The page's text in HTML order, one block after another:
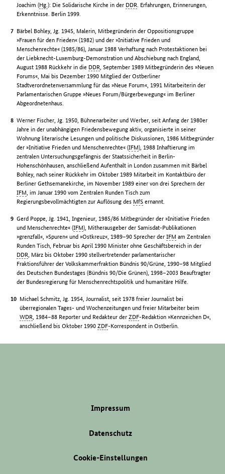
Joachim (Hg.): Die Solidarische Kirche in der DDR . Erfahrungen, Erinnerungen,
Erkenntnisse. Berlin 1999.
Bärbel Bohley, Jg. 1945, Malerin, Mitbegründerin der Oppositionsgruppe
»Frauen für den Frieden« (1982) und der »Initiative Frieden und
Menschenrechte« (1985/86), Januar 1988 Verhaftung nach Protestaktionen bei
der Liebknecht-Luxemburg-Demonstration und Abschiebung nach England,
August 1988 Rückkehr in die DDR , September 1989 Mitbegründerin des »Neuen
Forums«, Mai bis Dezember 1990 Mitglied der Ostberliner
Stadtverordnetenversammlung für das »Neue Forum«, 1991 Mitarbeiterin der
Parlamentarischen Gruppe »Neues Forum/Bürgerbewegung« im Berliner
Abgeordnetenhaus.
Werner Fischer, Jg. 1950, Bühnenarbeiter und Werber, seit Anfang der 1980er
Jahre in der unabhängigen Friedensbewegung aktiv, organisierte in seiner
Wohnung literarische Lesungen und politische Diskussionen, 1986 Mitbegründer
der »Initiative Frieden und Menschenrechte« (IFM), 1988 Inhaftierung im
zentralen Untersuchungsgefängnis der Staatssicherheit in Berlin-
Hohenschönhausen, anschließend Aufenthalt in London zusammen mit Bärbel
Bohley, nach seiner Rückkehr im Oktober 1989 Mitarbeit im Kontaktbüro der
Berliner Gethsemanekirche, im November 1989 einer von drei Sprechern der
IFM , im Januar 1990 vom Zentralen Runden Tisch zum
Regierungsbevollmächtigten zur Auflösung des MfS ernannt.
Gerd Poppe, Jg. 1941, Ingenieur, 1985/86 Mitbegründer der »Initiative Frieden
und Menschenrechte« (IFM), Mitherausgeber der Samisdat-Publikationen
»grenzfall«, »Spuren« und »Ostkreuz«, 1989–90 Sprecher derIFM am Zentralen
Runden Tisch, Februar bis April 1990 Minister ohne Geschäftsbereich in der
DDR , März bis Oktober 1990 stellvertretender parlamentarischer
Fraktionsführer der Volkskammerfraktion Bündnis 90/Grüne, 1990–98 Mitglied
des Deutschen Bundestages (Bündnis 90/Die Grünen), 1998–2003 Beauftragter
der Bundesregierung für Menschenrechtspolitik und humanitäre Hilfe.
Michael Schmitz, Jg. 1954, Journalist, seit 1978 freier Journalist bei
überregionalen Tages- und Wochenzeitungen und freier Mitarbeiter beim
WDR , 1984–88 Reporter und Redakteur derZDF-Redaktion »Kennzeichen D«,
anschließend bis Oktober 1990ZDF-Korrespondent in Ostberlin.
Impressum
Datenschutz
Cookie-Einstellungen